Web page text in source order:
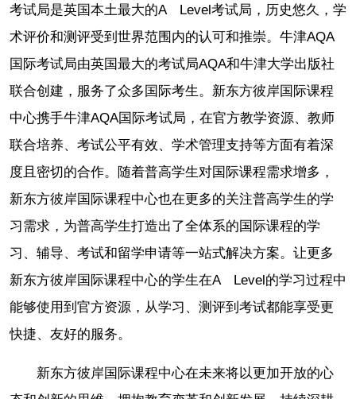
考试局是英国本土最大的A Level考试局，历史悠久，学
术评价和测评受到世界范围内的认可和推崇。牛津AQA
国际考试局由英国最大的考试局AQA和牛津大学出版社
联合创建，服务了众多国际考生。新东方彼岸国际课程
中心携手牛津AQA国际考试局，在官方教学资源、教师
联合培养、考试公平有效、学术管理支持等方面有着深
度且密切的合作。随着普高学生对国际课程需求增多，
新东方彼岸国际课程中心也在更多的关注普高学生的学
习需求，为普高学生打造出了全体系的国际课程的学
习、辅导、考试和留学申请等一站式解决方案。让更多
新东方彼岸国际课程中心的学生在A Level的学习过程中
能够使用到官方资源，从学习、测评到考试都能享受更
快捷、友好的服务。
新东方彼岸国际课程中心在未来将以更加开放的心